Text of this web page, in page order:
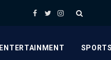
Facebook
TwitterInstagram
ENTERTAINMENT